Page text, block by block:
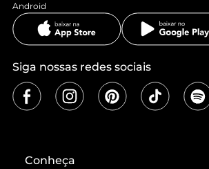
Android
Siga nossas redes sociais
Conheça